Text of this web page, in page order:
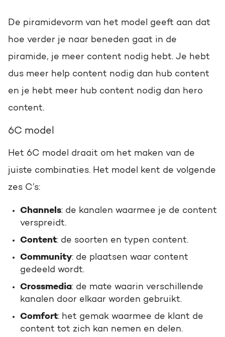
De piramidevorm van het model geeft aan dat
hoe verder je naar beneden gaat in de
piramide, je meer content nodig hebt. Je hebt
dus meer help content nodig dan hub content
en je hebt meer hub content nodig dan hero
content.
6C model
Het 6C model draait om het maken van de
juiste combinaties. Het model kent de volgende
zes C’s:
Channels: de kanalen waarmee je de content
verspreidt.
Content: de soorten en typen content.
Community: de plaatsen waar content
gedeeld wordt.
Crossmedia: de mate waarin verschillende
kanalen door elkaar worden gebruikt.
Comfort: het gemak waarmee de klant de
content tot zich kan nemen en delen.